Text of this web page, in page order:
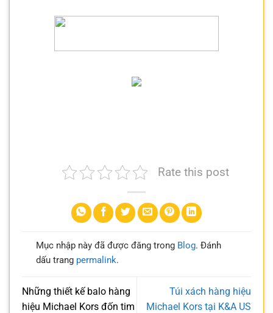
Rate this post
Mục nhập này đã được đăng trong Blog. Đánh
dấu trang permalink.
Những thiết kế balo hàng
hiệu Michael Kors đốn tim
Túi xách hàng hiệu
Michael Kors tại K&A US